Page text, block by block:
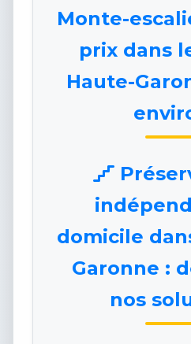
Monte-
prix dans
Haute-
domicile
Garonne :
nos